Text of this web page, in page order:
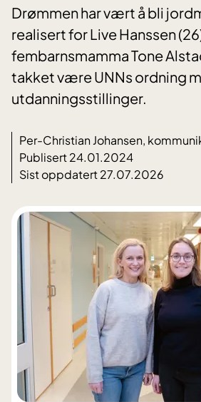
Drømmen har vært å bli
realisert for Live Hanssen
fembarnsmamma Tone
takket være UNNs ordning
utdanningsstillinger.
Per-Christian Johansen,
Publisert 24.01.2024
Sist oppdatert 27.07.2026